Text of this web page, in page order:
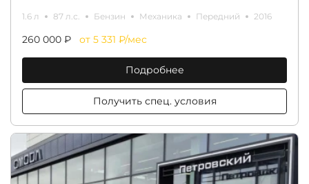
1.6 л 87 л.с. Бензин Механика Передний 2016
260 000 ₽ от 5 331 ₽/мес
Подробнее
Получить спец. условия